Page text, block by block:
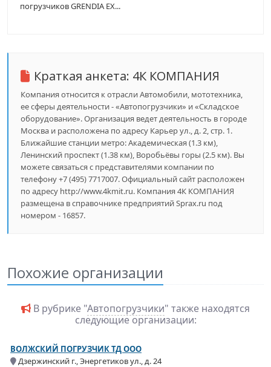
погрузчиков GRENDIA EX...
Краткая анкета: 4К КОМПАНИЯ
Компания относится к отрасли Автомобили, мототехника,
ее сферы деятельности - «Автопогрузчики» и «Складское
оборудование». Организация ведет деятельность в городе
Москва и расположена по адресу Карьер ул., д. 2, стр. 1.
Ближайшие станции метро: Академическая (1.3 км),
Ленинский проспект (1.38 км), Воробьёвы горы (2.5 км). Вы
можете связаться с представителями компании по
телефону +7 (495) 7717007. Официальный сайт расположен
по адресу http://www.4kmit.ru. Компания 4К КОМПАНИЯ
размещена в справочнике предприятий Sprax.ru под
номером - 16857.
Похожие организации
В рубрике "Автопогрузчики" также находятся
следующие организации:
ВОЛЖСКИЙ ПОГРУЗЧИК ТД ООО
Дзержинский г., Энергетиков ул., д. 24